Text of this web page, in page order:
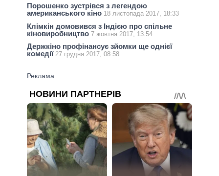
Порошенко зустрівся з легендою
американського кіно 18 листопада 2017, 18:33
Клімкін домовився з Індією про спільне
кіновиробництво 7 жовтня 2017, 13:54
Держкіно профінансує зйомки ще однієї
комедії 27 грудня 2017, 08:58